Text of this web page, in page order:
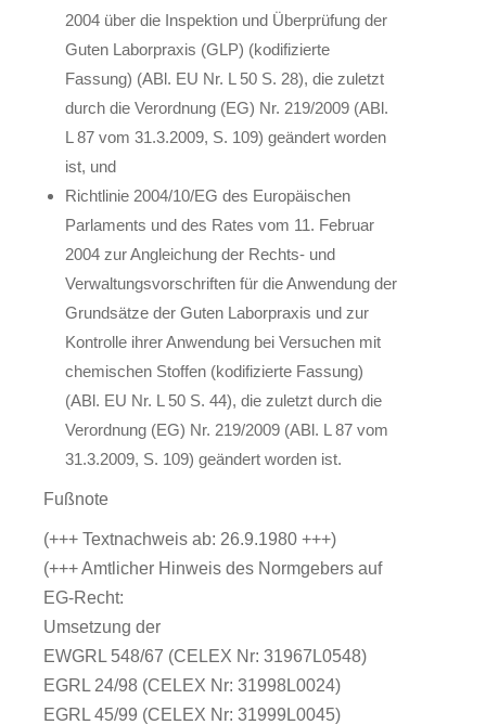
2004 über die Inspektion und Überprüfung der
Guten Laborpraxis (GLP) (kodifizierte
Fassung) (ABl. EU Nr. L 50 S. 28), die zuletzt
durch die Verordnung (EG) Nr. 219/2009 (ABl.
L 87 vom 31.3.2009, S. 109) geändert worden
ist, und
Richtlinie 2004/10/EG des Europäischen
Parlaments und des Rates vom 11. Februar
2004 zur Angleichung der Rechts- und
Verwaltungsvorschriften für die Anwendung der
Grundsätze der Guten Laborpraxis und zur
Kontrolle ihrer Anwendung bei Versuchen mit
chemischen Stoffen (kodifizierte Fassung)
(ABl. EU Nr. L 50 S. 44), die zuletzt durch die
Verordnung (EG) Nr. 219/2009 (ABl. L 87 vom
31.3.2009, S. 109) geändert worden ist.
Fußnote
(+++ Textnachweis ab: 26.9.1980 +++)
(+++ Amtlicher Hinweis des Normgebers auf
EG-Recht:
Umsetzung der
EWGRL 548/67 (CELEX Nr: 31967L0548)
EGRL 24/98 (CELEX Nr: 31998L0024)
EGRL 45/99 (CELEX Nr: 31999L0045)